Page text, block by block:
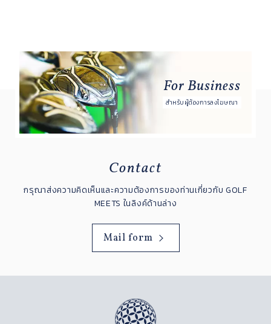
For Business
สำหรับผู้ต้องการลงโฆษณา
Contact
กรุณาส่งความคิดเห็นและความต้องการของท่านเกี่ยวกับ GOLF
MEETS ในลิงค์ด้านล่าง
Mail form